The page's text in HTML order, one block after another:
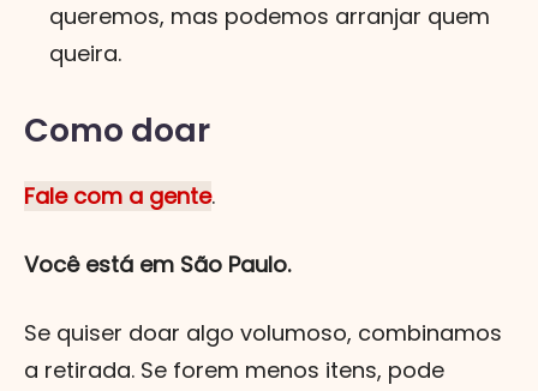
queremos, mas podemos arranjar quem
queira.
Como doar
Fale com a gente.
Você está em São Paulo.
Se quiser doar algo volumoso, combinamos
a retirada. Se forem menos itens, pode